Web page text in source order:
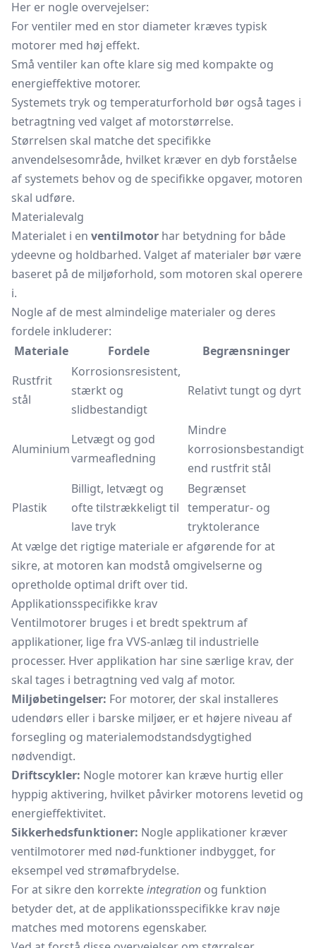
Her er nogle overvejelser:
For ventiler med en stor diameter kræves typisk
motorer med høj effekt.
Små ventiler kan ofte klare sig med kompakte og
energieffektive motorer.
Systemets tryk og temperaturforhold bør også tages i
betragtning ved valget af motorstørrelse.
Størrelsen skal matche det specifikke
anvendelsesområde, hvilket kræver en dyb forståelse
af systemets behov og de specifikke opgaver, motoren
skal udføre.
Materialevalg
Materialet i en ventilmotor har betydning for både
ydeevne og holdbarhed. Valget af materialer bør være
baseret på de miljøforhold, som motoren skal operere
i.
Nogle af de mest almindelige materialer og deres
fordele inkluderer:
Materiale
Fordele
Begrænsninger
Rustfrit
stål
Korrosionsresistent,
stærkt og
slidbestandigt
Relativt tungt og dyrt
Aluminium
Letvægt og god
varmeafledning
Mindre
korrosionsbestandigt
end rustfrit stål
Plastik
Billigt, letvægt og
ofte tilstrækkeligt til
lave tryk
Begrænset
temperatur- og
tryktolerance
At vælge det rigtige materiale er afgørende for at
sikre, at motoren kan modstå omgivelserne og
opretholde optimal drift over tid.
Applikationsspecifikke krav
Ventilmotorer bruges i et bredt spektrum af
applikationer, lige fra VVS-anlæg til industrielle
processer. Hver applikation har sine særlige krav, der
skal tages i betragtning ved valg af motor.
Miljøbetingelser: For motorer, der skal installeres
udendørs eller i barske miljøer, er et højere niveau af
forsegling og materialemodstandsdygtighed
nødvendigt.
Driftscykler: Nogle motorer kan kræve hurtig eller
hyppig aktivering, hvilket påvirker motorens levetid og
energieffektivitet.
Sikkerhedsfunktioner: Nogle applikationer kræver
ventilmotorer med nød-funktioner indbygget, for
eksempel ved strømafbrydelse.
For at sikre den korrekteintegration og funktion
betyder det, at de applikationsspecifikke krav nøje
matches med motorens egenskaber.